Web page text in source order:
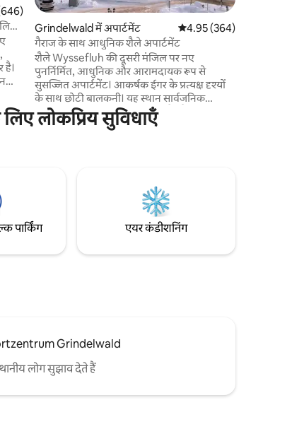
5 में से 4.91, 646 समीक्षाएँ
Grindelwald में अपार्टमेंट औसत रेटिंग 5 में से 4.95,
4.95 (364)
गैराज के साथ आधुनिक शैले अपार्टमेंट
शैले Wyssefluh की दूसरी मंजिल पर नए
पुनर्निर्मित, आधुनिक और आरामदायक रूप से
सुसज्जित अपार्टमेंट। आकर्षक ईगर के प्रत्यक्ष दृश्यों
के साथ छोटी बालकनी। यह स्थान सार्वजनिक
परिवहन और कार द्वारा बहुत सुलभ है। शैले गांव के
केंद्र के अंत में स्थित है, फर्स्टगोंडेल के घाटी स्टेशन से
लोकप्रिय सुविधाएँ
पार्किंग एयर कंडीशनिंग
Grindelwald
लोग सुझाव देते हैं